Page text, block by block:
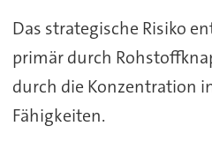
Das strategische Risiko
primär durch
durch die Konzentration
Fähigkeiten.